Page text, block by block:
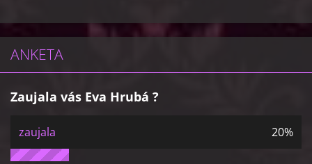
ANKETA
Zaujala vás Eva Hrubá ?
zaujala 20%